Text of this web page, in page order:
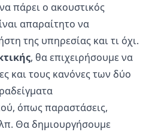
πάρει ο ακουστικός
απαραίτητο να
της υπηρεσίας και τι όχι.
, θα επιχειρήσουμε να
και τους κανόνες των δύο
όπως παραστάσεις,
Θα δημιουργήσουμε